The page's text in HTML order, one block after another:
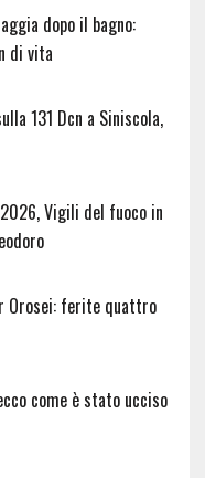
dopo il bagno:
di vita
131 Dcn a Siniscola,
Vigili del fuoco in
Orosei: ferite quattro
come è stato ucciso